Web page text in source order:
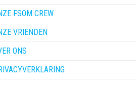
FSOM CREW
VRIENDEN
ONS